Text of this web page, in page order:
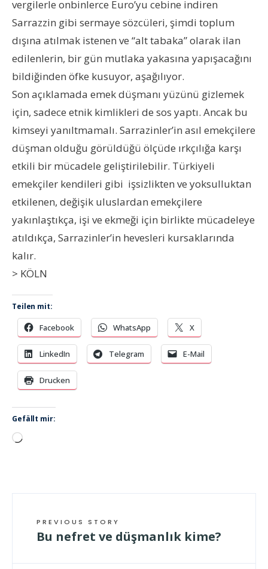
vergilerle onbinlerce Euro’yu cebine indiren
Sarrazzin gibi sermaye sözcüleri, şimdi toplum
dışına atılmak istenen ve “alt tabaka” olarak ilan
edilenlerin, bir gün mutlaka yakasına yapışacağını
bildiğinden öfke kusuyor, aşağılıyor.
Son açıklamada emek düşmanı yüzünü gizlemek
için, sadece etnik kimlikleri de sos yaptı. Ancak bu
kimseyi yanıltmamalı. Sarrazinler’in asıl emekçilere
düşman olduğu görüldüğü ölçüde ırkçılığa karşı
etkili bir mücadele geliştirilebilir. Türkiyeli
emekçiler kendileri gibi işsizlikten ve yoksulluktan
etkilenen, değişik uluslardan emekçilere
yakınlaştıkça, işi ve ekmeği için birlikte mücadeleye
atıldıkça, Sarrazinler’in hevesleri kursaklarında
kalır.
> KÖLN
Teilen mit:
Facebook WhatsApp X
LinkedIn Telegram E-Mail
Drucken
Gefällt mir:
Wird
PREVIOUS STORY
Bu nefret ve düşmanlık kime?